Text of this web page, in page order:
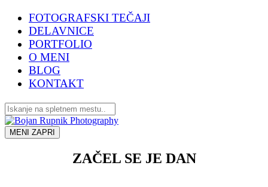
FOTOGRAFSKI TEČAJI
DELAVNICE
PORTFOLIO
O MENI
BLOG
KONTAKT
MENI ZAPRI
ZAČEL SE JE DAN